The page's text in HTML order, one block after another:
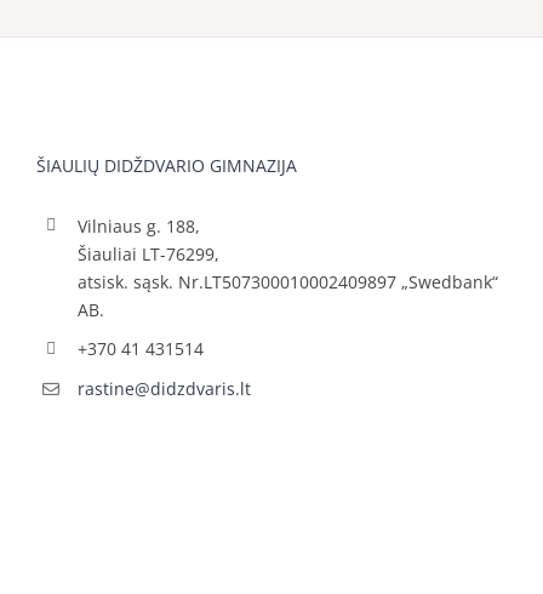
ŠIAULIŲ DIDŽDVARIO GIMNAZIJA
Vilniaus g. 188,
Šiauliai LT-76299,
atsisk. sąsk. Nr.LT507300010002409897 „Swedbank“
AB.
+370 41 431514
rastine@didzdvaris.lt